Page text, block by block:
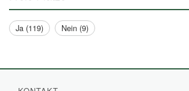
Ja (119) Nein (9)